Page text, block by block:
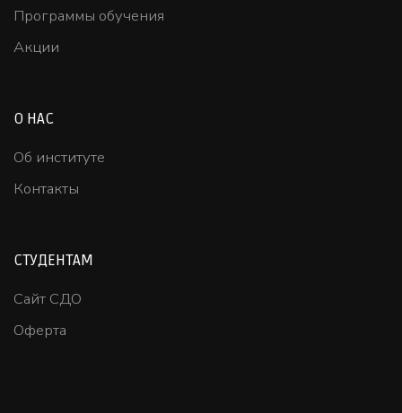
Программы обучения
Акции
О НАС
Об институте
Контакты
СТУДЕНТАМ
Сайт СДО
Оферта